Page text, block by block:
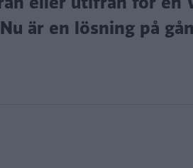
är en lösning på